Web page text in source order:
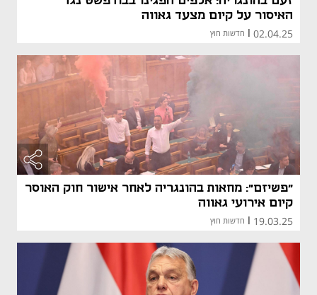
האיסור על קיום מצעד גאווה
02.04.25 חדשות חוץ
"פשיזם": מחאות בהונגריה לאחר אישור חוק האוסר
קיום אירועי גאווה
19.03.25 חדשות חוץ